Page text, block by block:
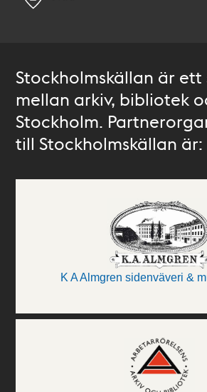
Stockholmskällan är
mellan arkiv, bibliotek
Stockholm.
till Stockholmskällan är:
K A Almgren sidenväveri &